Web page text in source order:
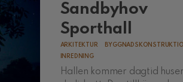
Sandbyhov
Sporthall
ARKITEKTUR
INREDNING
Hallen kommer dagtid